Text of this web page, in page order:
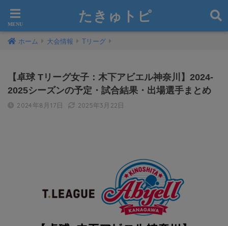
たきゅトピ
ホーム 大会情報 Tリーグ
【卓球 Tリーグ女子：木下アビエル神奈川】2024-
2025シーズンの予定・試合結果・出場選手まとめ
2024年8月17日 2025年3月22日